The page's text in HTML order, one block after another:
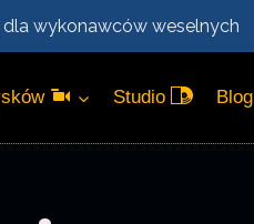
dla wykonawców weselnych
Studio Blog